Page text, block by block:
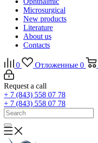
Microsurgical
New products
Literature
About us
Contacts
0 Отложенные 0
Request a call
+ 7 (843) 558 07 78
+ 7 (843) 558 07 78